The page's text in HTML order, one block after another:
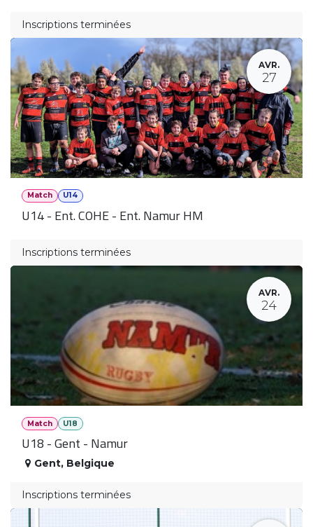
Inscriptions terminées
AVR.
27
Match U14
U14 - Ent. COHE - Ent. Namur HM
Inscriptions terminées
AVR.
24
Match U18
U18 - Gent - Namur
Gent, Belgique
Inscriptions terminées